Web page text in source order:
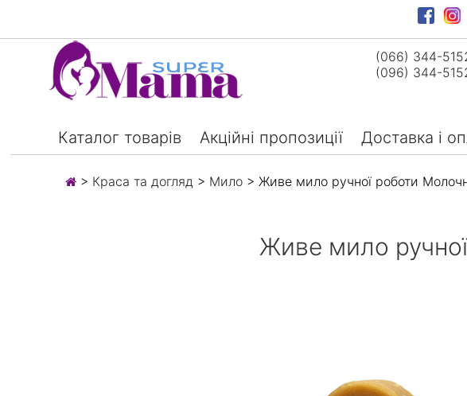
(066) 344-
(096) 344-
Каталог товарів Акційні пропозиції Доставка і
> Краса та догляд > Мило > Живе мило ручної роботи
Живе мило